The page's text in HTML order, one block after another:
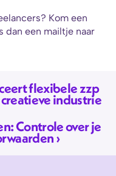
Kom een
flexibele zzp
industrie
Controle over je
›